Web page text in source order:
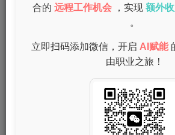
随着互联网的发展，网络兼职已成为最
一。无论是写作、编辑，还是数据录入
会让许多上班族在下班后轻松赚取额外
时间灵活，可以根据自己的情况进行安排
合的 远程工作机会 ，实现 额外
。
立即扫码添加微信，开启 AI赋能
由职业之旅！